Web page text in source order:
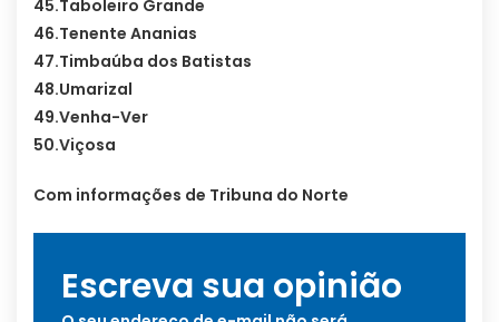
45.Taboleiro Grande
46.Tenente Ananias
47.Timbaúba dos Batistas
48.Umarizal
49.Venha-Ver
50.Viçosa
Com informações de Tribuna do Norte
Escreva sua opinião